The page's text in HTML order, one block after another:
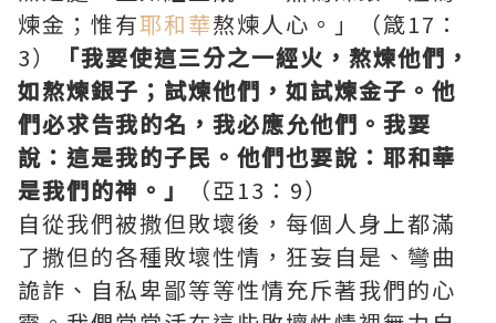
煉金；惟有耶和華熬煉人心。」（箴17：
3）
「我要使這三分之一經火，熬煉他們，
如熬煉銀子；試煉他們，如試煉金子。他
們必求告我的名，我必應允他們。我要
說：這是我的子民。他們也要說：耶和華
是我們的神。」
（亞13：9）
自從我們被撒但敗壞後，每個人身上都滿
了撒但的各種敗壞性情，狂妄自是、彎曲
詭詐、自私卑鄙等等性情充斥著我們的心